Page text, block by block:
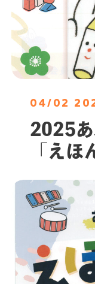
04/02
2025あ
「えほ